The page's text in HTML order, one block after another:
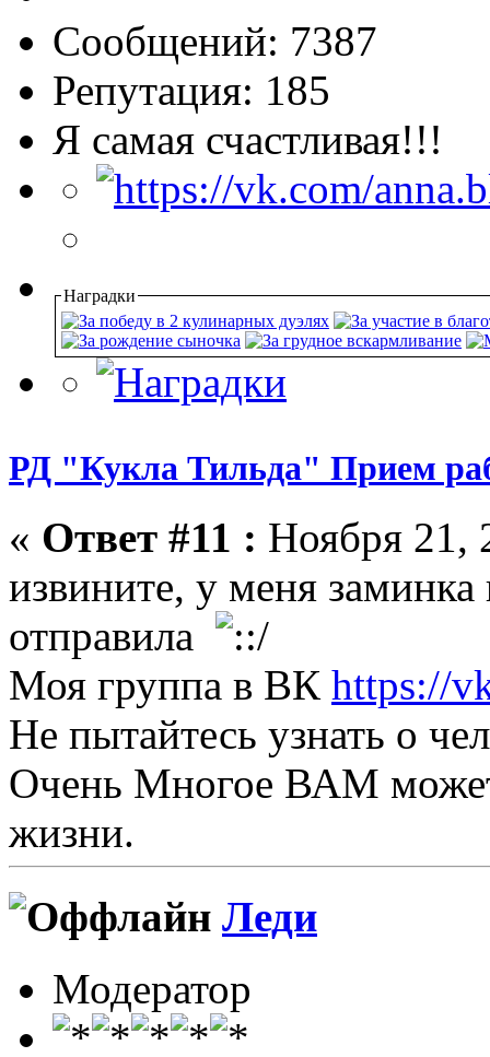
Сообщений: 7387
Репутация: 185
Я самая счастливая!!!
Наградки
РД "Кукла Тильда" Прием
« Ответ #11 : Ноября 21,
извините, у меня
отправила
Моя группа в ВК https://
Не пытайтесь узнать о
Очень Многое ВАМ
жизни.
Леди
Модератор